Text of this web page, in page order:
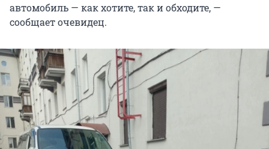
автомобиль — как хотите, так и обходите, —
сообщает очевидец.